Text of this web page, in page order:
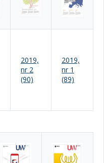
2019,
nr 2
(90)
2019,
nr 1
(89)